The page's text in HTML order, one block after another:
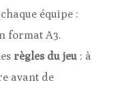
équipe :
format A3.
règles du jeu : à
avant de